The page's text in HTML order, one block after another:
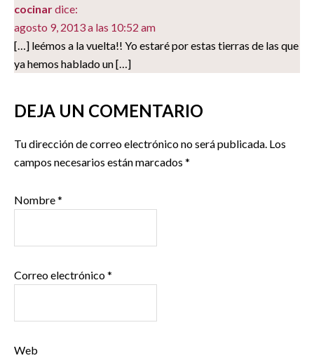
cocinardice:
agosto 9, 2013 a las 10:52 am
[…] leémos a la vuelta!! Yo estaré por estas tierras de las que
ya hemos hablado un […]
DEJA UN COMENTARIO
Tu dirección de correo electrónico no será publicada. Los
campos necesarios están marcados *
Nombre*
Correo electrónico*
Web